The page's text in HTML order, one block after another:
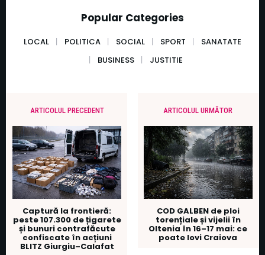
Popular Categories
LOCAL POLITICA SOCIAL SPORT
SANATATE
BUSINESS
JUSTITIE
ARTICOLUL PRECEDENT
Captură la frontieră:
peste 107.300 de țigarete
și bunuri contrafăcute
confiscate în acțiuni
BLITZ Giurgiu–Calafat
ARTICOLUL URMĂTOR
COD GALBEN de ploi
torențiale și vijelii în
Oltenia în 16–17 mai: ce
poate lovi Craiova